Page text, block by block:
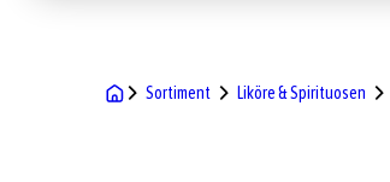
Sortiment Liköre & Spirituosen